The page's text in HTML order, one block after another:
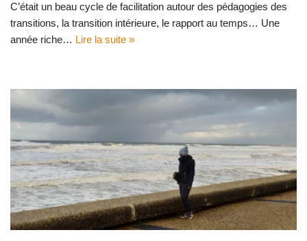
C’était un beau cycle de facilitation autour des pédagogies des
transitions, la transition intérieure, le rapport au temps… Une
année riche… Lire la suite »